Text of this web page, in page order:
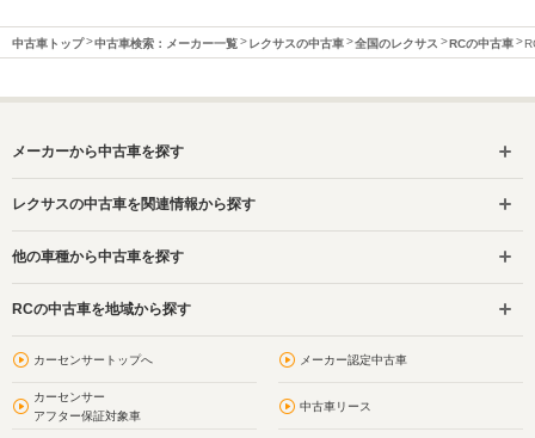
中古車トップ 中古車検索：メーカー一覧 レクサスの中古車 全国のレクサス RCの中古車
メーカーから中古車を探す
レクサスの中古車を関連情報から探す
他の車種から中古車を探す
RCの中古車を地域から探す
カーセンサートップへ メーカー認定中古車
カーセンサー
アフター保証対象車
中古車リース